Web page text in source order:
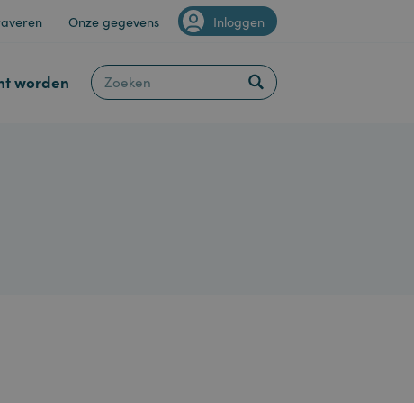
Van Staveren Onze gegevens Inloggen
Klant worden